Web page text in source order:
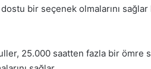
bir seçenek olmalarını
25.000 saatten fazla bir ömre